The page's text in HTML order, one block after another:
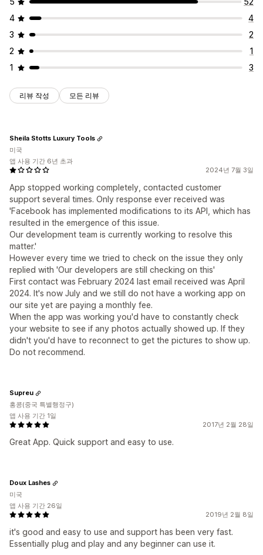
4
4
3
2
2
1
1
3
리뷰 작성 모든 리뷰
2024년 7월 3일
App stopped working completely, contacted customer
support several times. Only response ever received was
'Facebook has implemented modifications to its API, which has
resulted in the emergence of this issue.
Our development team is currently working to resolve this
matter.'
However every time we tried to check on the issue they only
replied with 'Our developers are still checking on this'
First contact was February 2024 last email received was April
2024. It's now July and we still do not have a working app on
our site yet are paying a monthly fee.
When the app was working you'd have to constantly check
your website to see if any photos actually showed up. If they
didn't you'd have to reconnect to get the pictures to show up.
Do not recommend.
Sheila Stotts Luxury Tools
미국
앱 사용 기간 6년 초과
2017년 2월 28일
Great App. Quick support and easy to use.
Supreu
홍콩(중국 특별행정구)
앱 사용 기간 1일
2019년 2월 8일
it's good and easy to use and support has been very fast.
Essentially plug and play and any beginner can use it.
Doux Lashes
미국
앱 사용 기간 26일